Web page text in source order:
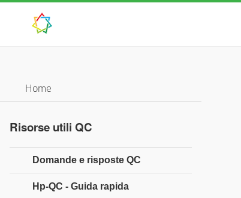
Home
Risorse utili QC
Domande e risposte QC
Hp-QC - Guida rapida